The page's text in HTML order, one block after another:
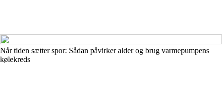
Når tiden sætter spor: Sådan påvirker alder og brug varmepumpens
kølekreds